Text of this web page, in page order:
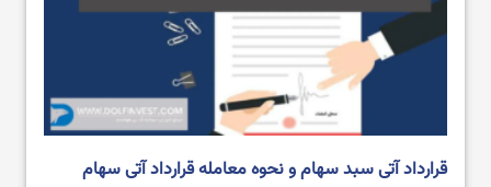
قرارداد آتی سبد سهام و نحوه معامله قرارداد آتی سهام